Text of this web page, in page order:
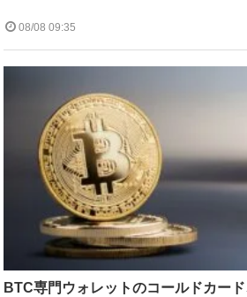
08/08 09:35
BTC専門ウォレットのコールドカー